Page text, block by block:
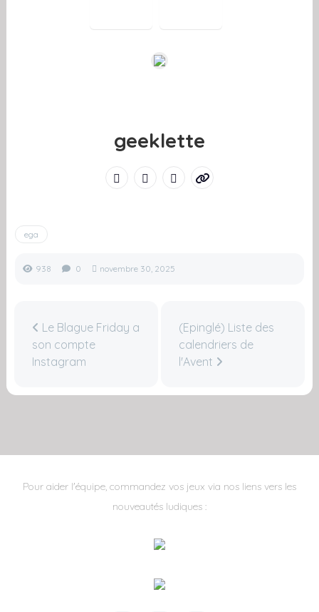
geeklette
ega
938 0 novembre 30, 2025
Le Blague Friday a
son compte
Instagram
(Epinglé) Liste des
calendriers de
l'Avent
Pour aider l'équipe, commandez vos jeux via nos liens vers les
nouveautés ludiques :